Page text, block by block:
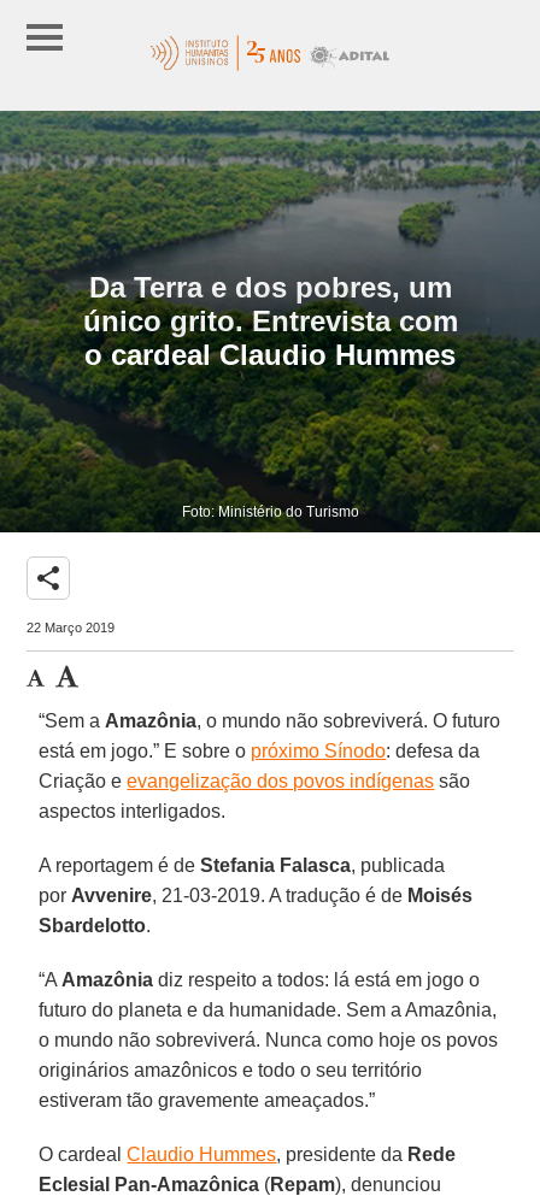
Da Terra e dos pobres, um
único grito. Entrevista com
o cardeal Claudio Hummes
Foto: Ministério do Turismo
share
22 Março 2019
“Sem a Amazônia, o mundo não sobreviverá. O futuro
está em jogo.” E sobre o próximo Sínodo: defesa da
Criação eevangelização dos povos indígenas são
aspectos interligados.
A reportagem é deStefania Falasca, publicada
por Avvenire, 21-03-2019. A tradução é de Moisés
Sbardelotto.
“A Amazônia diz respeito a todos: lá está em jogo o
futuro do planeta e da humanidade. Sem a Amazônia,
o mundo não sobreviverá. Nunca como hoje os povos
originários amazônicos e todo o seu território
estiveram tão gravemente ameaçados.”
O cardealClaudio Hummes, presidente da Rede
Eclesial Pan-Amazônica (Repam), denunciou